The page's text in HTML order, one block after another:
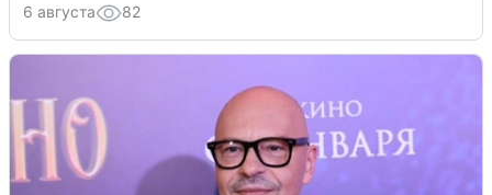
6 августа 82